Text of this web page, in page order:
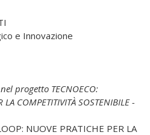
e Innovazione
progetto TECNOECO:
LA COMPETITIVITÀ SOSTENIBILE -
NUOVE PRATICHE PER LA